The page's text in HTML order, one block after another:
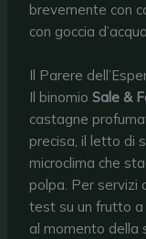
brevemente con
con goccia
Il Parere
Il binomioSale &
castagne
precisa, il letto di
microclima che
polpa. Per servizi
test su un frutto
al momento della